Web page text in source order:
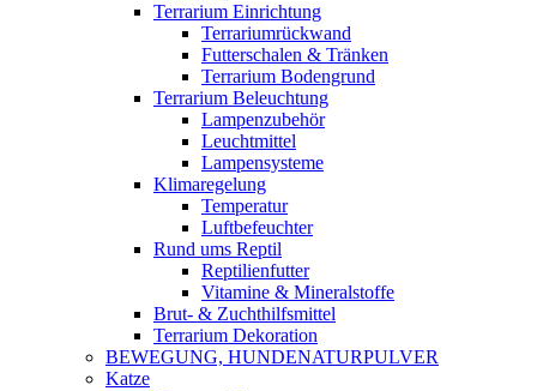
Terrarium Einrichtung
Terrariumrückwand
Futterschalen & Tränken
Terrarium Bodengrund
Terrarium Beleuchtung
Lampenzubehör
Leuchtmittel
Lampensysteme
Klimaregelung
Temperatur
Luftbefeuchter
Rund ums Reptil
Reptilienfutter
Vitamine & Mineralstoffe
Brut- & Zuchthilfsmittel
Terrarium Dekoration
BEWEGUNG, HUNDENATURPULVER
Katze